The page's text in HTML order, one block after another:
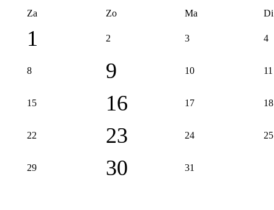
Za Zo Ma Di
1 2 3 4
8 9 10 11
15 16 17 18
22 23 24 25
29 30 31